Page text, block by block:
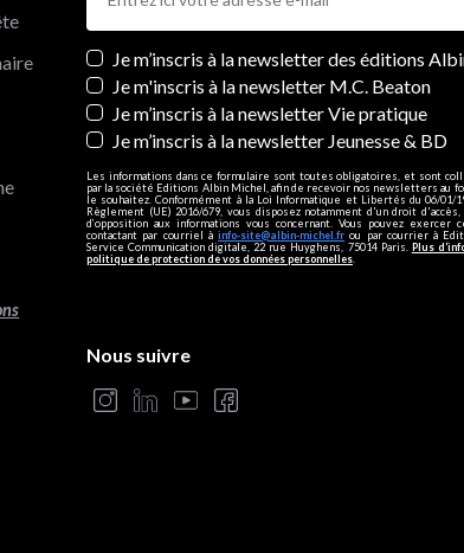
avec les réglementations. Personnalisez
Newsletters
Je m’inscris à la newsletter des éditions
Je m'inscris à la newsletter M.C. Beaton
Je m’inscris à la newsletter Vie pratique
Je m’inscris à la newsletter Jeunesse & BD
Les informations dans ce formulaire sont toutes obligatoires, et sont
par la société Editions Albin Michel, afin de recevoir nos newsletters au
le souhaitez. Conformément à la Loi Informatique et Libertés du 06/01/
Règlement (UE) 2016/679, vous disposez notamment d'un droit
d’opposition aux informations vous concernant. Vous pouvez exercer
contactant par courriel àinfo-site@albin-michel.fr ou par courrier à
Service Communication digitale, 22 rue Huyghens, 75014 Paris. Plus
politique de protection de vos données personnelles
Nous suivre